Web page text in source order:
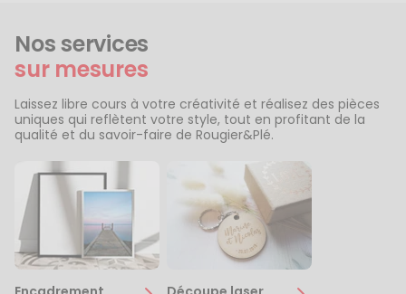
Nos services
sur mesures
Laissez libre cours à votre créativité et réalisez des pièces
uniques qui reflètent votre style, tout en profitant de la
qualité et du savoir-faire de Rougier&Plé.